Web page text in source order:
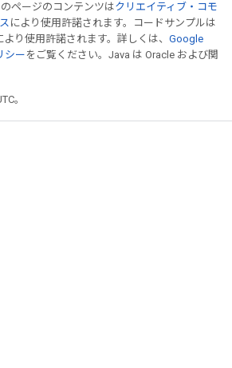
ページのコンテンツはクリエイティブ・コモ
により使用許諾されます。コードサンプルは
より使用許諾されます。詳しくは、 Google
シー をご覧ください。Java は Oracle および関
。